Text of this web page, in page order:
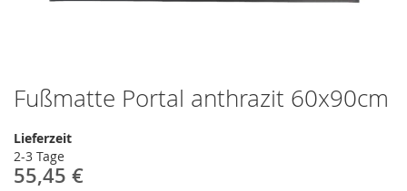
Fußmatte Portal anthrazit 60x90cm
Lieferzeit
2-3 Tage
55,45 €
Zum
Anfang
der
Bildergalerie
springen